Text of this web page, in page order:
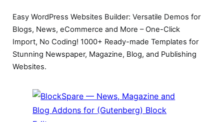
Easy WordPress Websites Builder: Versatile Demos for
Blogs, News, eCommerce and More – One-Click
Import, No Coding! 1000+ Ready-made Templates for
Stunning Newspaper, Magazine, Blog, and Publishing
Websites.